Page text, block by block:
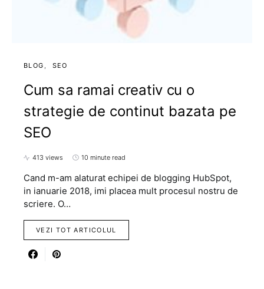
BLOG SEO
Cum sa ramai creativ cu o
strategie de continut bazata pe
SEO
413 views 10 minute read
Cand m-am alaturat echipei de blogging HubSpot,
in ianuarie 2018, imi placea mult procesul nostru de
scriere. O…
VEZI TOT ARTICOLUL